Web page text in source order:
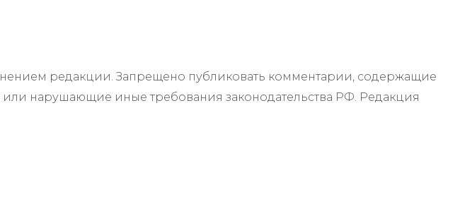
редакции. Запрещено публиковать комментарии, содержащие
нарушающие иные требования законодательства РФ. Редакция